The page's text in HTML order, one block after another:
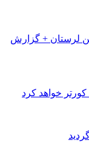
لرستان + گزارش
کورتر خواهد کرد